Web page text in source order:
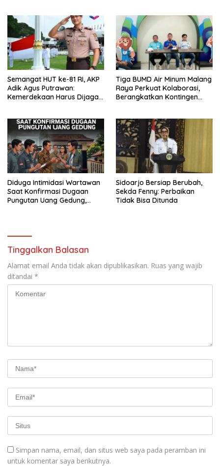
Semangat HUT ke-81 RI, AKP
Adik Agus Putrawan:
Kemerdekaan Harus Dijaga
Tiga BUMD Air Minum Malang
Raya Perkuat Kolaborasi,
Berangkatkan Kontingen
Diduga Intimidasi Wartawan
Saat Konfirmasi Dugaan
Pungutan Uang Gedung,
Sidoarjo Bersiap Berubah,
Sekda Fenny: Perbaikan
Tidak Bisa Ditunda
Tinggalkan Balasan
Alamat email Anda tidak akan dipublikasikan. Ruas yang wajib
ditandai *
Simpan nama, email, dan situs web saya pada peramban ini
untuk komentar saya berikutnya.